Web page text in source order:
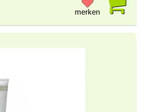
merken